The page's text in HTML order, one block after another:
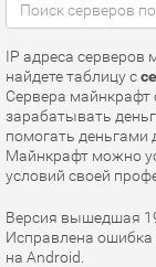
IP адреса серверов
найдете таблицу с
Сервера майнкрафт
зарабатывать
помогать деньгами
Майнкрафт можно
условий своей
Версия вышедшая
Исправлена ошибка
на Android.